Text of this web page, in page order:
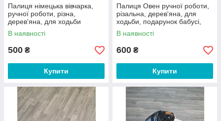
Палиця німецька вівчарка,
ручної роботи, різна,
дерев'яна, для ходьби
В наявності
500 ₴
Купити
Палиця Овен ручної роботи,
різальна, дерев'яна, для
ходьби, подарунок бабусі,
Дідусі, літнім
В наявності
600 ₴
Купити